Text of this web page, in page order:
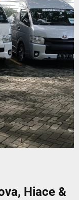
Hiace &